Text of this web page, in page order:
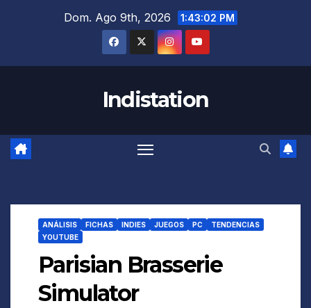
Dom. Ago 9th, 2026 1:43:03 PM
Indistation
ANÁLISIS FICHAS INDIES JUEGOS PC
TENDENCIAS
YOUTUBE
Parisian Brasserie
Simulator